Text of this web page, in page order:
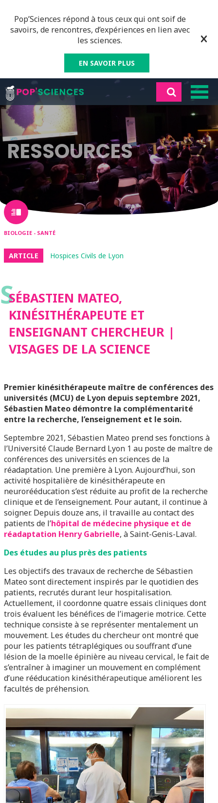
Pop’Sciences répond à tous ceux qui ont soif de
savoirs, de rencontres, d’expériences en lien avec
les sciences.
EN SAVOIR PLUS
RESSOURCES
BIOLOGIE - SANTÉ
ARTICLE Hospices Civils de Lyon
SSÉBASTIEN MATEO,
KINÉSITHÉRAPEUTE ET
ENSEIGNANT CHERCHEUR |
VISAGES DE LA SCIENCE
Premier kinésithérapeute maître de conférences des
universités (MCU) de Lyon depuis septembre 2021,
Sébastien Mateo démontre la complémentarité
entre la recherche, l’enseignement et le soin.
Septembre 2021, Sébastien Mateo prend ses fonctions à
l’Université Claude Bernard Lyon 1 au poste de maître de
conférences des universités en sciences de la
réadaptation. Une première à Lyon. Aujourd’hui, son
activité hospitalière de kinésithérapeute en
neurorééducation s’est réduite au profit de la recherche
clinique et de l’enseignement. Pour autant, il continue à
soigner. Depuis douze ans, il travaille au contact des
patients de l’hôpital de médecine physique et de
réadaptation Henry Gabrielle, à Saint-Genis-Laval.
Des études au plus près des patients
Les objectifs des travaux de recherche de Sébastien
Mateo sont directement inspirés par le quotidien des
patients, recrutés durant leur hospitalisation.
Actuellement, il coordonne quatre essais cliniques dont
trois évaluent les bénéfices de l’imagerie motrice. Cette
technique consiste à se représenter mentalement un
mouvement. Les études du chercheur ont montré que
pour les patients tétraplégiques ou souffrant d’une
lésion de la moelle épinière au niveau cervical, le fait de
s’entraîner à imaginer un mouvement en complément
d’une rééducation kinésithérapeutique améliorent les
facultés de préhension.